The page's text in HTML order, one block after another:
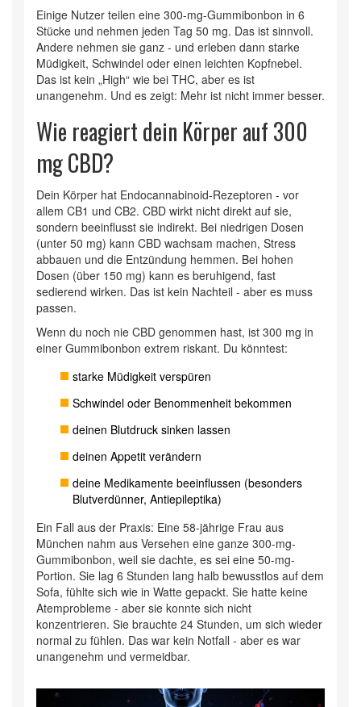
Einige Nutzer teilen eine 300-mg-Gummibonbon in 6
Stücke und nehmen jeden Tag 50 mg. Das ist sinnvoll.
Andere nehmen sie ganz - und erleben dann starke
Müdigkeit, Schwindel oder einen leichten Kopfnebel.
Das ist kein „High“ wie bei THC, aber es ist
unangenehm. Und es zeigt: Mehr ist nicht immer besser.
Wie reagiert dein Körper auf 300
mg CBD?
Dein Körper hat Endocannabinoid-Rezeptoren - vor
allem CB1 und CB2. CBD wirkt nicht direkt auf sie,
sondern beeinflusst sie indirekt. Bei niedrigen Dosen
(unter 50 mg) kann CBD wachsam machen, Stress
abbauen und die Entzündung hemmen. Bei hohen
Dosen (über 150 mg) kann es beruhigend, fast
sedierend wirken. Das ist kein Nachteil - aber es muss
passen.
Wenn du noch nie CBD genommen hast, ist 300 mg in
einer Gummibonbon extrem riskant. Du könntest:
starke Müdigkeit verspüren
Schwindel oder Benommenheit bekommen
deinen Blutdruck sinken lassen
deinen Appetit verändern
deine Medikamente beeinflussen (besonders
Blutverdünner, Antiepileptika)
Ein Fall aus der Praxis: Eine 58-jährige Frau aus
München nahm aus Versehen eine ganze 300-mg-
Gummibonbon, weil sie dachte, es sei eine 50-mg-
Portion. Sie lag 6 Stunden lang halb bewusstlos auf dem
Sofa, fühlte sich wie in Watte gepackt. Sie hatte keine
Atemprobleme - aber sie konnte sich nicht
konzentrieren. Sie brauchte 24 Stunden, um sich wieder
normal zu fühlen. Das war kein Notfall - aber es war
unangenehm und vermeidbar.